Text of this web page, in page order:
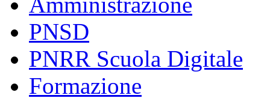
PNSD
PNRR Scuola Digitale
Formazione